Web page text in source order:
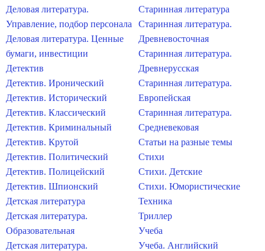
Деловая литература.
Управление, подбор персонала
Деловая литература. Ценные
бумаги, инвестиции
Детектив
Детектив. Иронический
Детектив. Исторический
Детектив. Классический
Детектив. Криминальный
Детектив. Крутой
Детектив. Политический
Детектив. Полицейский
Детектив. Шпионский
Детская литература
Детская литература.
Образовательная
Детская литература.
Старинная литература
Старинная литература.
Древневосточная
Старинная литература.
Древнерусская
Старинная литература.
Европейская
Старинная литература.
Средневековая
Статьи на разные темы
Стихи
Стихи. Детские
Стихи. Юмористические
Техника
Триллер
Учеба
Учеба. Английский